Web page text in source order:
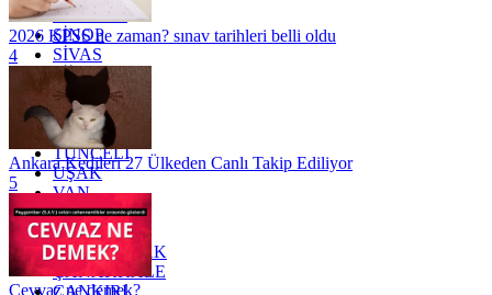
SAMSUN
SİNOP
SİVAS
SİİRT
TEKİRDAĞ
TOKAT
TRABZON
TUNCELİ
UŞAK
VAN
YALOVA
YOZGAT
ZONGULDAK
ÇANAKKALE
ÇANKIRI
2026 KPSS ne zaman? sınav tarihleri belli oldu
4
Ankara Kedileri 27 Ülkeden Canlı Takip Ediliyor
5
Cevvaz ne demek?